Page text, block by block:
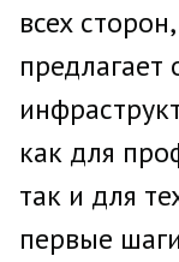
всех
предлагает
как для
так и для
первые